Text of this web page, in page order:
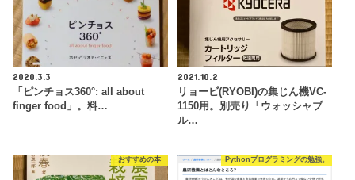
2020.3.3
「ピンチョス360°: all about
finger food」。料…
2021.10.2
リョービ(RYOBI)の集じん機VC-
1150用。別売り「ウォッシャブ
ル…
おすすめの本 Pythonプログラミングの勉強。